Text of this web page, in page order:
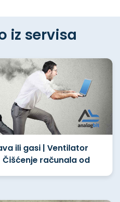
iz servisa
ili gasi | Ventilator
računala od